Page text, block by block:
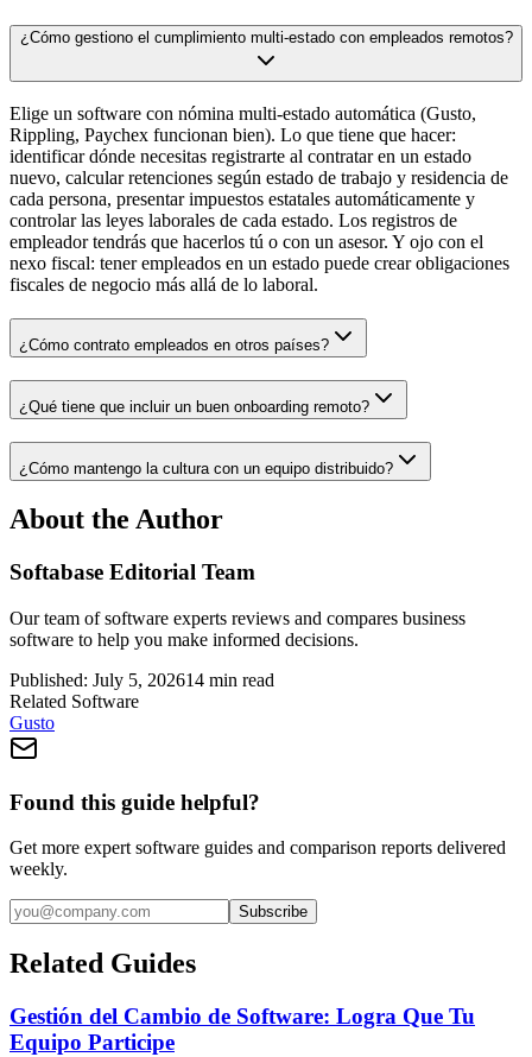
¿Cómo gestiono el cumplimiento multi-estado con empleados remotos?
Elige un software con nómina multi-estado automática (Gusto,
Rippling, Paychex funcionan bien). Lo que tiene que hacer:
identificar dónde necesitas registrarte al contratar en un estado
nuevo, calcular retenciones según estado de trabajo y residencia de
cada persona, presentar impuestos estatales automáticamente y
controlar las leyes laborales de cada estado. Los registros de
empleador tendrás que hacerlos tú o con un asesor. Y ojo con el
nexo fiscal: tener empleados en un estado puede crear obligaciones
fiscales de negocio más allá de lo laboral.
¿Cómo contrato empleados en otros países?
¿Qué tiene que incluir un buen onboarding remoto?
¿Cómo mantengo la cultura con un equipo distribuido?
About the Author
Softabase Editorial Team
Our team of software experts reviews and compares business
software to help you make informed decisions.
Published: July 5, 202614 min read
Related Software
Gusto
Found this guide helpful?
Get more expert software guides and comparison reports delivered
weekly.
Subscribe
Related Guides
Gestión del Cambio de Software: Logra Que Tu
Equipo Participe